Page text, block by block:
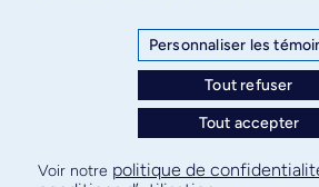
© Faculté de médecine - Université
Confidentialité
Personnaliser les
Tout refuser
Tout accepter
Voir notre politique de